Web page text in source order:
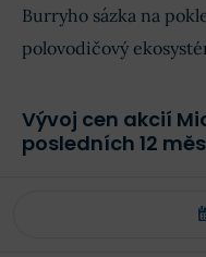
Burryho sázka na
polovodičový
Vývoj cen akcií
posledních 12